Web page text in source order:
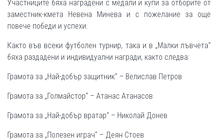
Участниците бяха наградени с медали и купи за отборите от
заместник-кмета Невена Минева и с пожелание за още
повече победи и успехи.
Както във всеки футболен турнир, така и в „Малки лъвчета“
бяха раздадени и индивидуални награди, както следва:
Грамота за „Най-добър защитник“ – Велислав Петров
Грамота за „Голмайстор“ – Атанас Атанасов
Грамота за „Най-добър вратар“ – Николай Донев
Грамота за „Полезен играч“ – Деян Стоев